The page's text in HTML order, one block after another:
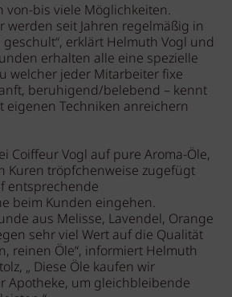
von-bis viele Möglichkeiten.
werden seit Jahren regelmäßig in
erklärt Helmuth Vogl und
erhalten alle eine spezielle
welcher jeder Mitarbeiter fixe
beruhigend/belebend – kennt
eigenen Techniken anreichern
Coiffeur Vogl auf pure Aroma-Öle,
Kuren tröpfchenweise zugefügt
entsprechende
beim Kunden eingehen.
aus Melisse, Lavendel, Orange
sehr viel Wert auf die Qualität
reinen Öle“, informiert Helmuth
„ Diese Öle kaufen wir
Apotheke, um gleichbleibende